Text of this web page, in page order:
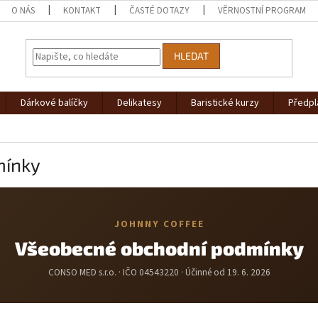
O NÁS KONTAKT ČASTÉ DOTAZY VĚRNOSTNÍ PROGRAM
HLEDAT
Dárkové balíčky Delikatesy Baristické kurzy
JOHNNY COFFEE
Všeobecné obchodní podmínky
CONSO MED s.r.o. · IČO 04543220 · Účinné od 19. 6. 2026